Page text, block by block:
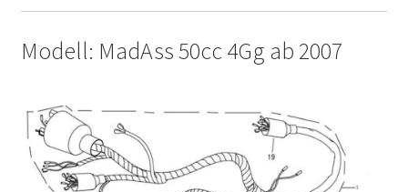
Modell: MadAss 50cc 4Gg ab 2007